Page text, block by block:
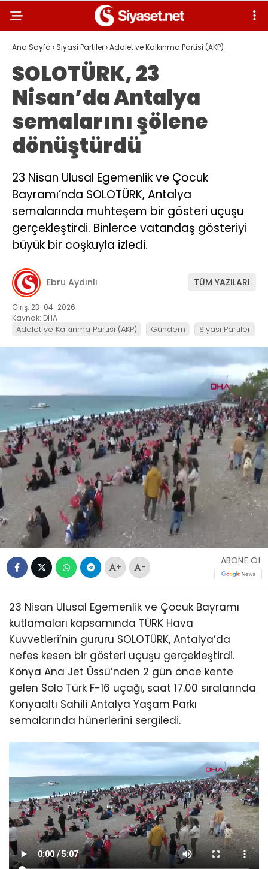
Ana Sayfa › Siyasi Partiler›Adalet ve Kalkınma Partisi (AKP)
SOLOTÜRK, 23
Nisan’da Antalya
semalarını şölene
dönüştürdü
23 Nisan Ulusal Egemenlik ve Çocuk
Bayramı’nda SOLOTÜRK, Antalya
semalarında muhteşem bir gösteri uçuşu
gerçekleştirdi. Binlerce vatandaş gösteriyi
büyük bir coşkuyla izledi.
Ebru Aydınlı TÜM YAZILARI
Giriş: 23-04-2026
Kaynak: DHA
Adalet ve Kalkınma Partisi (AKP) Gündem Siyasi Partiler
+ -
ABONE OL
23 Nisan Ulusal Egemenlik ve Çocuk Bayramı
kutlamaları kapsamında TÜRK Hava
Kuvvetleri’nin gururu SOLOTÜRK, Antalya’da
nefes kesen bir gösteri uçuşu gerçekleştirdi.
Konya Ana Jet Üssü’nden 2 gün önce kente
gelen Solo Türk F-16 uçağı, saat 17.00 sıralarında
Konyaaltı Sahili Antalya Yaşam Parkı
semalarında hünerlerini sergiledi.